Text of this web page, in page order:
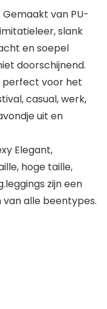
van PU-
slank
en soepel
doorschijnend.
perfect voor het
casual, werk,
uit en
Elegant,
hoge taille,
zijn een
alle beentypes.